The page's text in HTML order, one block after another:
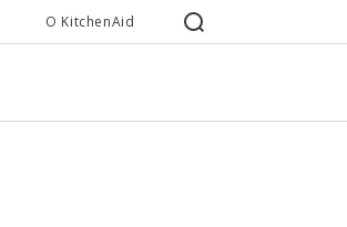
O KitchenAid